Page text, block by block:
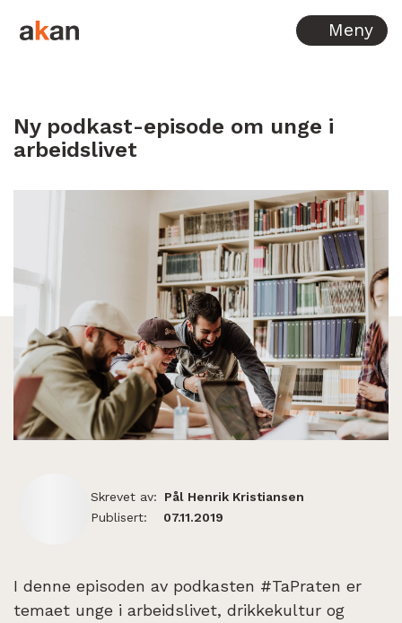
Hopp til innhold Meny
Ny podkast-episode om unge i
arbeidslivet
Skrevet av:
Pål Henrik Kristiansen
Publisert:
07.11.2019
I denne episoden av podkasten #TaPraten er
temaet unge i arbeidslivet, drikkekultur og